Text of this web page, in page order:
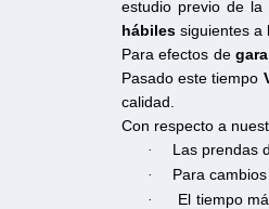
estudio previo de la
hábiles siguientes a
Para efectos de
Pasado este tiempo
calidad.
Con respecto a
· Las prendas
· Para
· El tiempo